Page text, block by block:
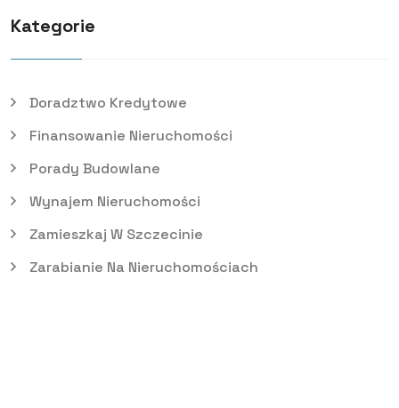
Kategorie
Doradztwo Kredytowe
Finansowanie Nieruchomości
Porady Budowlane
Wynajem Nieruchomości
Zamieszkaj W Szczecinie
Zarabianie Na Nieruchomościach